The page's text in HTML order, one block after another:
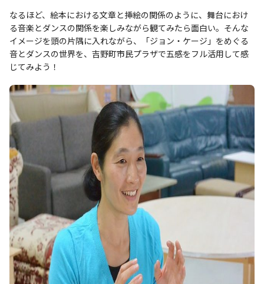
なるほど、絵本における文章と挿絵の関係のように、舞台におけ
る音楽とダンスの関係を楽しみながら観てみたら面白い。そんな
イメージを頭の片隅に入れながら、「ジョン・ケージ」をめぐる
音とダンスの世界を、吉野町市民プラザで五感をフル活用して感
じてみよう！